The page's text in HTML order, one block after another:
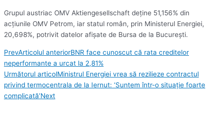
Grupul austriac OMV Aktiengesellschaft deţine 51,156% din
acţiunile OMV Petrom, iar statul român, prin Ministerul Energiei,
20,698%, potrivit datelor afişate de Bursa de la Bucureşti.
PrevArticolul anteriorBNR face cunoscut că rata creditelor
neperformante a urcat la 2,81%
Următorul articolMinistrul Energiei vrea să rezilieze contractul
privind termocentrala de la Iernut: ‘Suntem într-o situaţie foarte
complicată’Next